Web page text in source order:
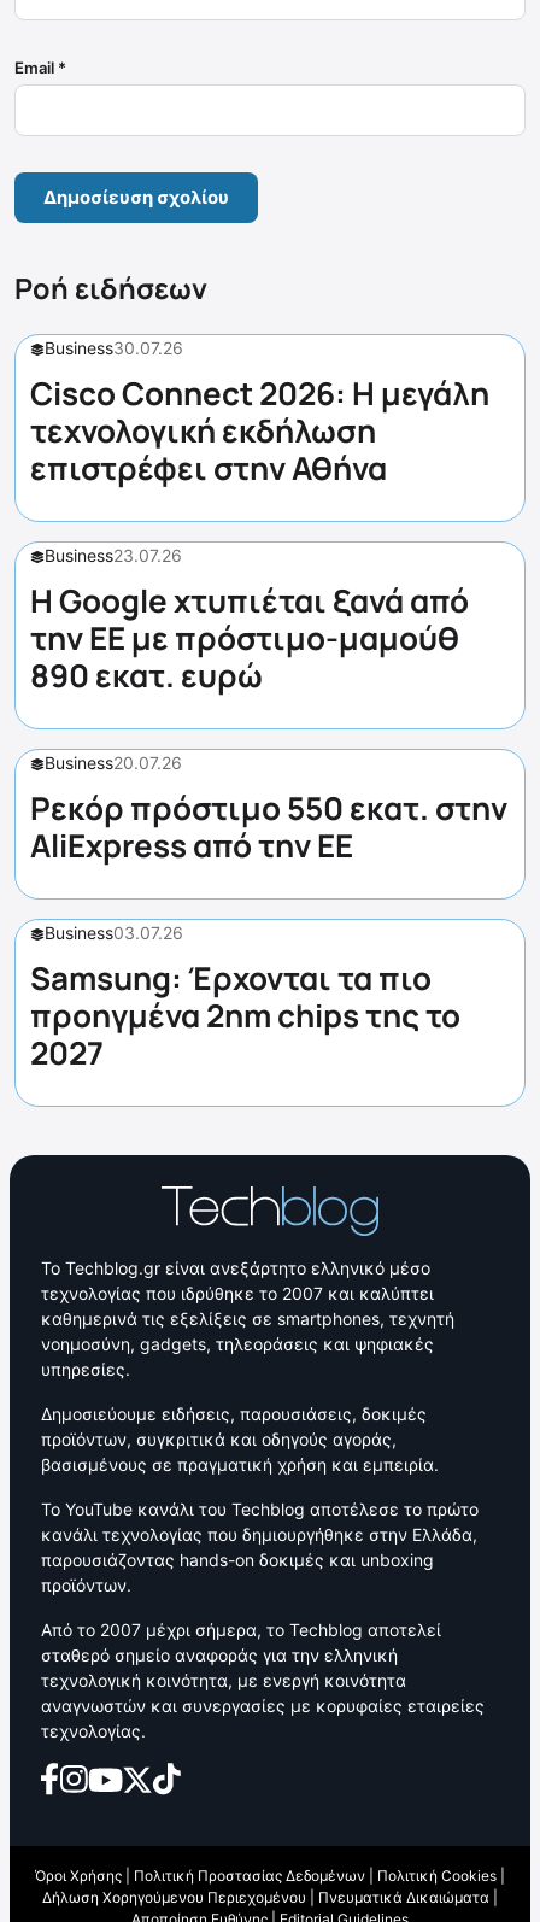
Email *
Ροή ειδήσεων
Business30.07.26
Cisco Connect 2026: Η μεγάλη
τεχνολογική εκδήλωση
επιστρέφει στην Αθήνα
Business23.07.26
Η Google χτυπιέται ξανά από
την ΕΕ με πρόστιμο-μαμούθ
890 εκατ. ευρώ
Business20.07.26
Ρεκόρ πρόστιμο 550 εκατ. στην
AliExpress από την ΕΕ
Business03.07.26
Samsung: Έρχονται τα πιο
προηγμένα 2nm chips της το
2027
Το Techblog.gr είναι ανεξάρτητο ελληνικό μέσο
τεχνολογίας που ιδρύθηκε το 2007 και καλύπτει
καθημερινά τις εξελίξεις σε smartphones, τεχνητή
νοημοσύνη, gadgets, τηλεοράσεις και ψηφιακές
υπηρεσίες.
Δημοσιεύουμε ειδήσεις, παρουσιάσεις, δοκιμές
προϊόντων, συγκριτικά και οδηγούς αγοράς,
βασισμένους σε πραγματική χρήση και εμπειρία.
Το YouTube κανάλι του Techblog αποτέλεσε το πρώτο
κανάλι τεχνολογίας που δημιουργήθηκε στην Ελλάδα,
παρουσιάζοντας hands-on δοκιμές και unboxing
προϊόντων.
Από το 2007 μέχρι σήμερα, το Techblog αποτελεί
σταθερό σημείο αναφοράς για την ελληνική
τεχνολογική κοινότητα, με ενεργή κοινότητα
αναγνωστών και συνεργασίες με κορυφαίες εταιρείες
τεχνολογίας.
Όροι Χρήσης Πολιτική Προστασίας Δεδομένων Πολιτική Cookies
Δήλωση Χορηγούμενου Περιεχομένου
Πνευματικά Δικαιώματα